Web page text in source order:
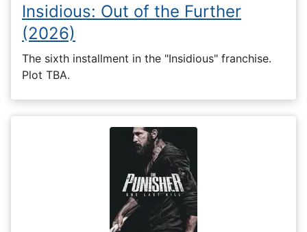
Insidious: Out of the Further
(2026)
The sixth installment in the "Insidious" franchise.
Plot TBA.